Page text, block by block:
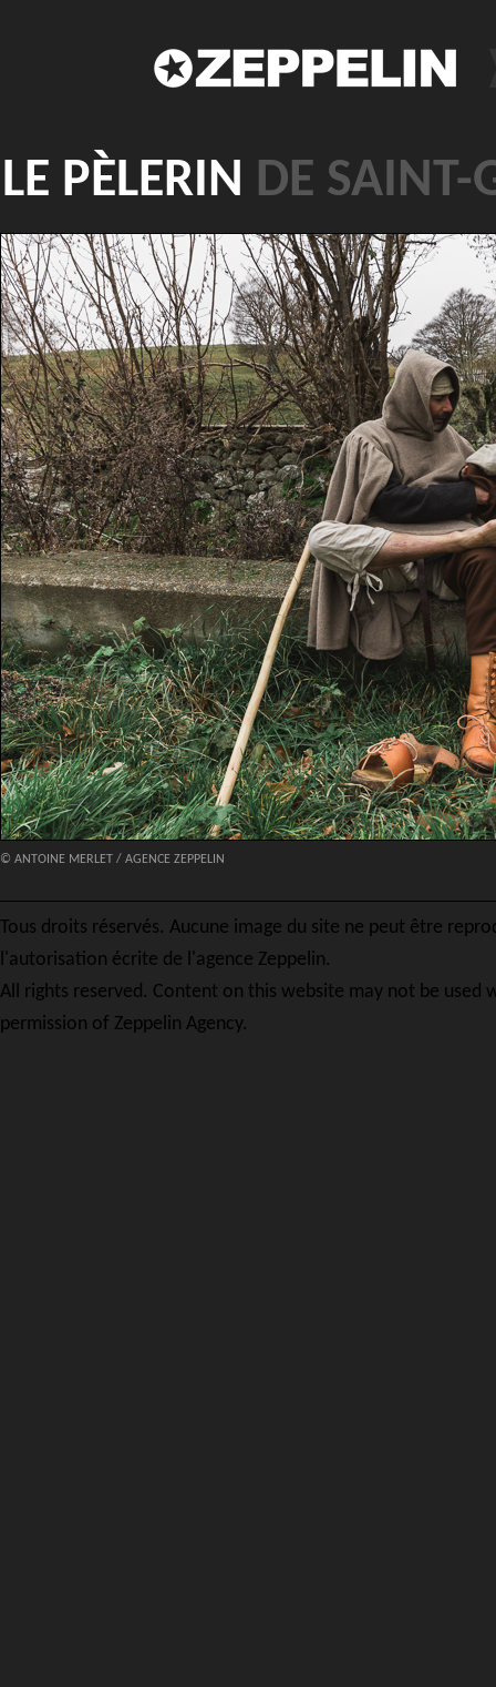
LE PÈLERIN DE SAINT-
© ANTOINE MERLET / AGENCE ZEPPELIN
Tous droits réservés. Aucune image du site ne peut être
l'autorisation écrite de l'agence Zeppelin.
All rights reserved. Content on this website may not be used
permission of Zeppelin Agency.